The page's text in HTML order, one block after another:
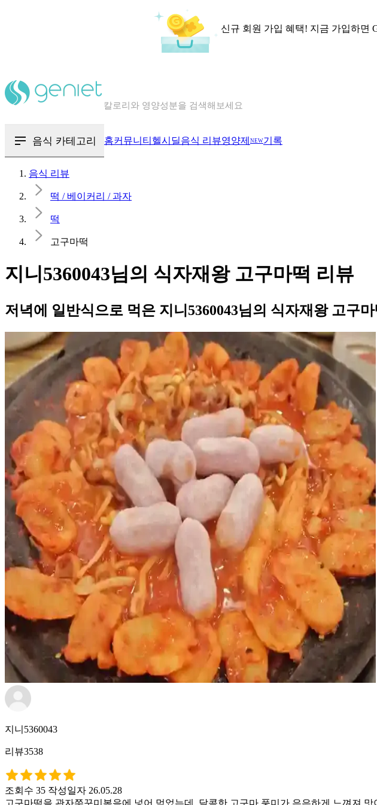
신규 회원 가입 혜택! 지금 가입하면
혈당 · 다이어트 음식 검색해보세요
음식 카테고리 홈커뮤니티 헬시딜음식 리뷰영양제 NEW기록
음식 리뷰
떡 / 베이커리 / 과자
떡
고구마떡
지니5360043님의 식자재왕 고구마떡 리뷰
저녁에 일반식으로 먹은 지니5360043님의 식자재왕 고구
지니5360043
리뷰3538
조회수 35 작성일자 26.05.28
고구마떡을 관자쭈꾸미볶음에 넣어 먹었는데, 달콤한 고구마 풍미가 은은하게 느껴져